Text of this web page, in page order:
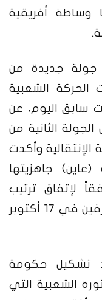
وساطة أفريقية
جولة جديدة من
الحركة الشعبية
سابق اليوم، عن
الثانية من
وأكدت
جاهزيتها
لإتفاق ترتيب
ملفات التفاوض الموقع بين الطرفين في ١٧ أكتوبر
تشكيل حكومة
الشعبية التي